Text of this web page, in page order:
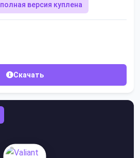
полная версия куплена
Скачать